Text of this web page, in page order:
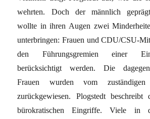
wehrten. Doch der männlich
wollte in ihren Augen zwei
unterbringen: Frauen und CDU/CSU-
den Führungsgremien einer
berücksichtigt werden. Die dagegen
Frauen wurden vom
zurückgewiesen. Plogstedt
bürokratischen Eingriffe. Viele in